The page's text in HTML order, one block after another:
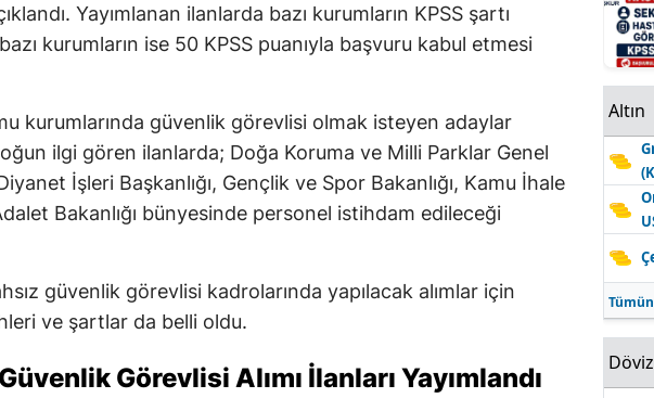
Yayımlanan ilanlarda bazı kurumların KPSS şartı
kurumların ise 50 KPSS puanıyla başvuru kabul etmesi
kurumlarında güvenlik görevlisi olmak isteyen adaylar
ilgi gören ilanlarda; Doğa Koruma ve Milli Parklar Genel
İşleri Başkanlığı, Gençlik ve Spor Bakanlığı, Kamu İhale
Bakanlığı bünyesinde personel istihdam edileceği
güvenlik görevlisi kadrolarında yapılacak alımlar için
ve şartlar da belli oldu.
Görevlisi Alımı İlanları Yayımlandı
Altın
Döviz